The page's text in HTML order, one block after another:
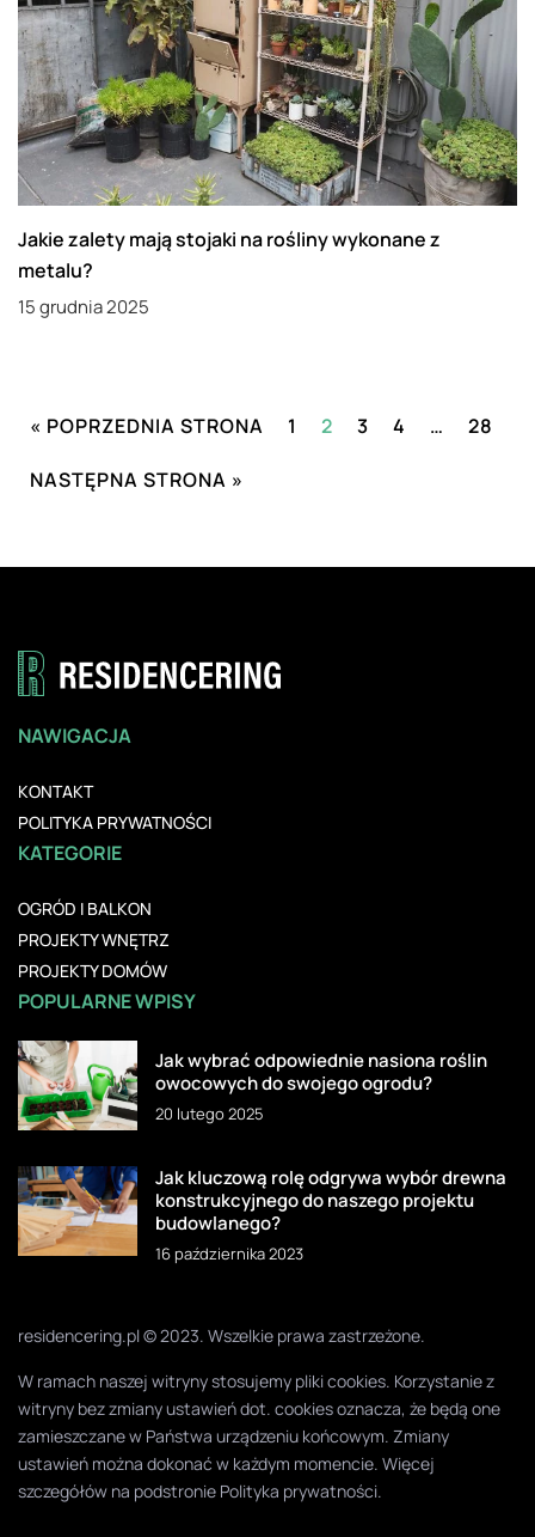
Jakie zalety mają stojaki na rośliny wykonane z
metalu?
15 grudnia 2025
« POPRZEDNIA STRONA 1 2 3 4 … 28
NASTĘPNA STRONA »
NAWIGACJA
KONTAKT
POLITYKA PRYWATNOŚCI
KATEGORIE
OGRÓD I BALKON
PROJEKTY WNĘTRZ
PROJEKTY DOMÓW
POPULARNE WPISY
Jak wybrać odpowiednie nasiona roślin
owocowych do swojego ogrodu?
20 lutego 2025
Jak kluczową rolę odgrywa wybór drewna
konstrukcyjnego do naszego projektu
budowlanego?
16 października 2023
residencering.pl © 2023. Wszelkie prawa zastrzeżone.
W ramach naszej witryny stosujemy pliki cookies. Korzystanie z
witryny bez zmiany ustawień dot. cookies oznacza, że będą one
zamieszczane w Państwa urządzeniu końcowym. Zmiany
ustawień można dokonać w każdym momencie. Więcej
szczegółów na podstronie Polityka prywatności.